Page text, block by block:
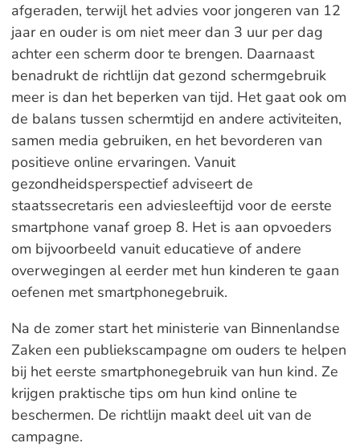
afgeraden, terwijl het advies voor jongeren van 12
jaar en ouder is om niet meer dan 3 uur per dag
achter een scherm door te brengen. Daarnaast
benadrukt de richtlijn dat gezond schermgebruik
meer is dan het beperken van tijd. Het gaat ook om
de balans tussen schermtijd en andere activiteiten,
samen media gebruiken, en het bevorderen van
positieve online ervaringen. Vanuit
gezondheidsperspectief adviseert de
staatssecretaris een adviesleeftijd voor de eerste
smartphone vanaf groep 8. Het is aan opvoeders
om bijvoorbeeld vanuit educatieve of andere
overwegingen al eerder met hun kinderen te gaan
oefenen met smartphonegebruik.
Na de zomer start het ministerie van Binnenlandse
Zaken een publiekscampagne om ouders te helpen
bij het eerste smartphonegebruik van hun kind. Ze
krijgen praktische tips om hun kind online te
beschermen. De richtlijn maakt deel uit van de
campagne.